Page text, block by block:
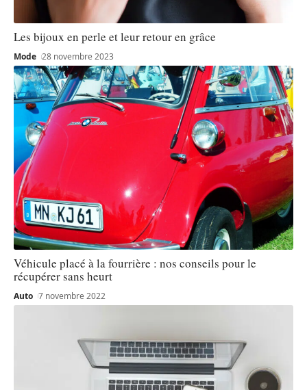
Les bijoux en perle et leur retour en grâce
Mode 28 novembre 2023
Véhicule placé à la fourrière : nos conseils pour le
récupérer sans heurt
Auto 7 novembre 2022